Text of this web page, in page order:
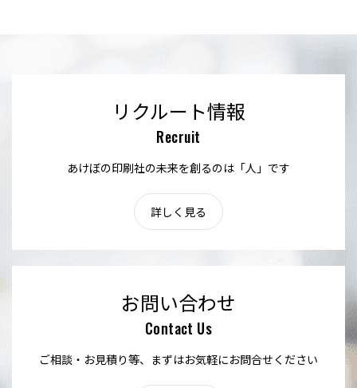
リクルート情報
Recruit
あけぼの印刷社の未来を創るのは「人」です
詳しく見る
お問い合わせ
Contact Us
ご相談・お見積り等、まずはお気軽にお問合せください